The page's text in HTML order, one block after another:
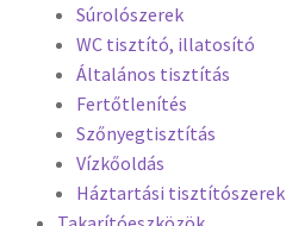
Súrolószerek
WC tisztító, illatosító
Általános tisztítás
Fertőtlenítés
Szőnyegtisztítás
Vízkőoldás
Háztartási tisztítószerek